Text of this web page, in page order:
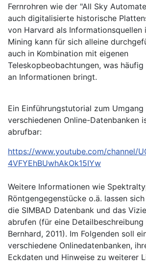
Fernrohren wie der "All Sky
auch digitalisierte historische
von Harvard als Informationsquellen
Mining kann für sich alleine
auch in Kombination mit eigenen
Teleskopbeobachtungen, was
an Informationen bringt.
Ein Einführungstutorial zum Umgang
verschiedenen Online-Datenbanken
abrufbar:
https://www.youtube.com/channel/
4VFYEhBUwhAkOk15IYw
Weitere Informationen wie
Röntgengegenstücke o.ä. lassen
die SIMBAD Datenbank und das
abrufen (für eine Detailbeschreibung
Bernhard, 2011). Im Folgenden soll
verschiedene Onlinedatenbanken,
Eckdaten und Hinweise zu weiterer